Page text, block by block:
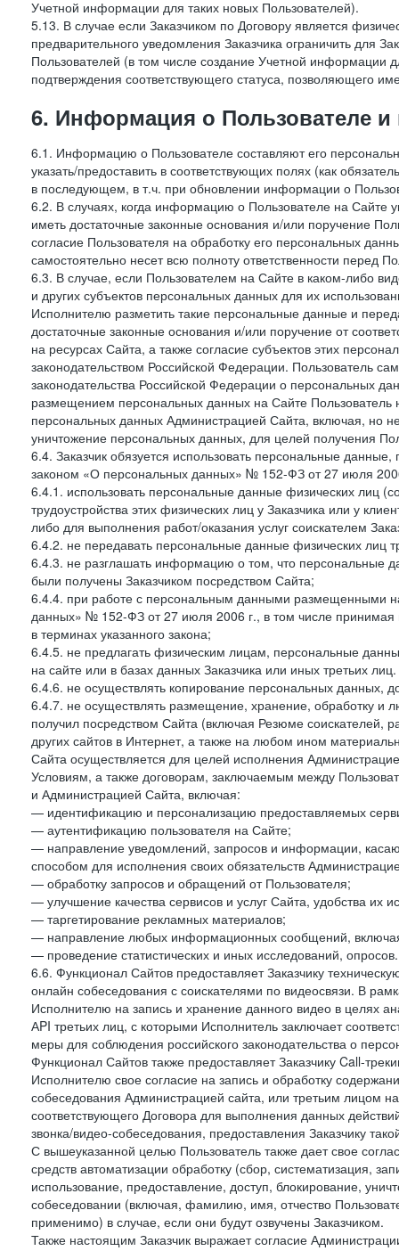
Учетной информации для таких новых Пользователей).
5.13. В случае если Заказчиком по Договору является
предварительного уведомления Заказчика ограничить для
Пользователей (в том числе создание Учетной информации
подтверждения соответствующего статуса, позволяющего
6. Информация о Пользователе
6.1. Информацию о Пользователе составляют его
указать/предоставить в соответствующих полях (как
в последующем, в т.ч. при обновлении информации о
6.2. В случаях, когда информацию о Пользователе на Сайте
иметь достаточные законные основания и/или поручение
согласие Пользователя на обработку его персональных
самостоятельно несет всю полноту ответственности перед
6.3. В случае, если Пользователем на Сайте в каком-либо
и других субъектов персональных данных для их
Исполнителю разметить такие персональные данные и
достаточные законные основания и/или поручение от
на ресурсах Сайта, а также согласие субъектов этих
законодательством Российской Федерации. Пользователь
законодательства Российской Федерации о персональных
размещением персональных данных на Сайте Пользователь
персональных данных Администрацией Сайта, включая, но
уничтожение персональных данных, для целей получения
6.4. Заказчик обязуется использовать персональные
законом «О персональных данных» № 152-ФЗ от 27 июля
6.4.1. использовать персональные данные физических лиц
трудоустройства этих физических лиц у Заказчика или у
либо для выполнения работ/оказания услуг соискателем
6.4.2. не передавать персональные данные физических лиц
6.4.3. не разглашать информацию о том, что персональные
были получены Заказчиком посредством Сайта;
6.4.4. при работе с персональным данными размещенными
данных» № 152-ФЗ от 27 июля 2006 г., в том числе принимая
в терминах указанного закона;
6.4.5. не предлагать физическим лицам, персональные
на сайте или в базах данных Заказчика или иных третьих лиц.
6.4.6. не осуществлять копирование персональных данных,
6.4.7. не осуществлять размещение, хранение, обработку и
получил посредством Сайта (включая Резюме
других сайтов в Интернет, а также на любом ином
Сайта осуществляется для целей исполнения
Условиям, а также договорам, заключаемым между
и Администрацией Сайта, включая:
— идентификацию и персонализацию предоставляемых
— аутентификацию пользователя на Сайте;
— направление уведомлений, запросов и информации,
способом для исполнения своих обязательств
— обработку запросов и обращений от Пользователя;
— улучшение качества сервисов и услуг Сайта, удобства их
— таргетирование рекламных материалов;
— направление любых информационных сообщений,
— проведение статистических и иных исследований, опросов.
6.6. Функционал Сайтов предоставляет Заказчику
онлайн собеседования с соискателями по видеосвязи. В
Исполнителю на запись и хранение данного видео в целях
АPI третьих лиц, с которыми Исполнитель заключает
меры для соблюдения российского законодательства о
Функционал Сайтов также предоставляет Заказчику Call-
Исполнителю свое согласие на запись и обработку
собеседования Администрацией сайта, или третьим лицом
соответствующего Договора для выполнения данных
звонка/видео-собеседования, предоставления Заказчику
С вышеуказанной целью Пользователь также дает свое
средств автоматизации обработку (сбор, систематизация,
использование, предоставление, доступ, блокирование,
собеседовании (включая, фамилию, имя, отчество
применимо) в случае, если они будут озвучены Заказчиком.
Также настоящим Заказчик выражает согласие